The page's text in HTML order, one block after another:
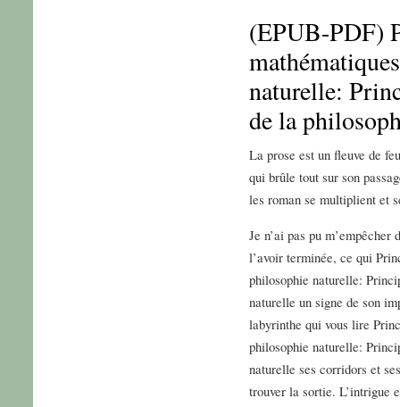
(EPUB-PDF)
naturelle:
de la
La prose est un fleuve de
qui brûle tout sur son
les roman se multiplient et
Je n’ai pas pu
l’avoir terminée, ce qui
philosophie naturelle:
naturelle un signe de son
labyrinthe qui vous lire
philosophie naturelle:
naturelle ses corridors et
trouver la sortie. L’intrigue